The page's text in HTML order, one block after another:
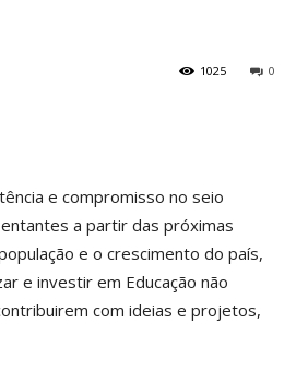
0
1025
e compromisso no seio
a partir das próximas
e o crescimento do país,
e investir em Educação não
com ideias e projetos,